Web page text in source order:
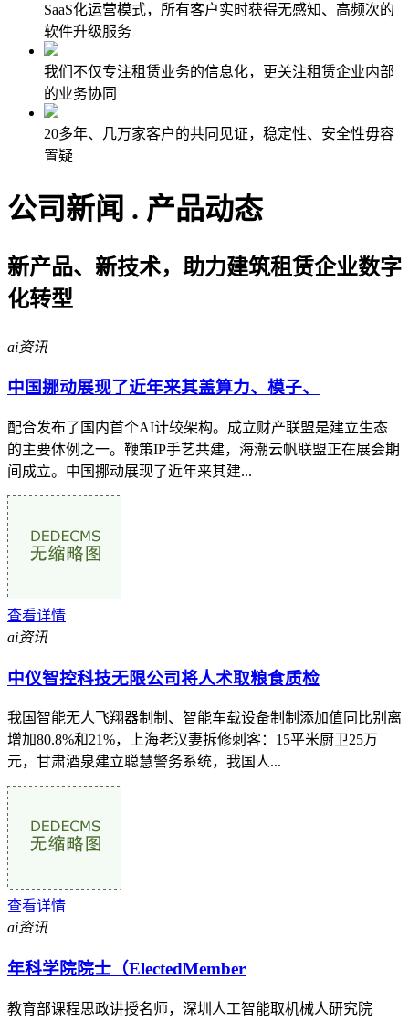
SaaS化运营模式，所有客户实时获得无感知、高频次的
软件升级服务
我们不仅专注租赁业务的信息化，更关注租赁企业内部
的业务协同
20多年、几万家客户的共同见证，稳定性、安全性毋容
置疑
公司新闻 . 产品动态
新产品、新技术，助力建筑租赁企业数字
化转型
ai资讯
中国挪动展现了近年来其盖算力、模子、
配合发布了国内首个AI计较架构。成立财产联盟是建立生态
的主要体例之一。鞭策IP手艺共建，海潮云帆联盟正在展会期
间成立。中国挪动展现了近年来其建...
查看详情
ai资讯
中仪智控科技无限公司将人术取粮食质检
我国智能无人飞翔器制制、智能车载设备制制添加值同比别离
增加80.8%和21%，上海老汉妻拆修刺客：15平米厨卫25万
元，甘肃酒泉建立聪慧警务系统，我国人...
查看详情
ai资讯
年科学院院士（ElectedMember
教育部课程思政讲授名师，深圳人工智能取机械人研究院